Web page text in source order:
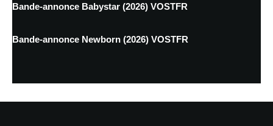
Bande-annonce Babystar (2026) VOSTFR
Bande-annonce Newborn (2026) VOSTFR